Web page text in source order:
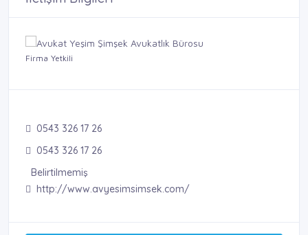
Firma Yetkili
0543 326 17 26
0543 326 17 26
Belirtilmemiş
http://www.avyesimsimsek.com/